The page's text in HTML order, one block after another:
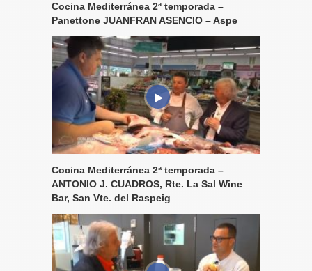
Cocina Mediterránea 2ª temporada –
Panettone JUANFRAN ASENCIO – Aspe
Cocina Mediterránea 2ª temporada –
ANTONIO J. CUADROS, Rte. La Sal Wine
Bar, San Vte. del Raspeig